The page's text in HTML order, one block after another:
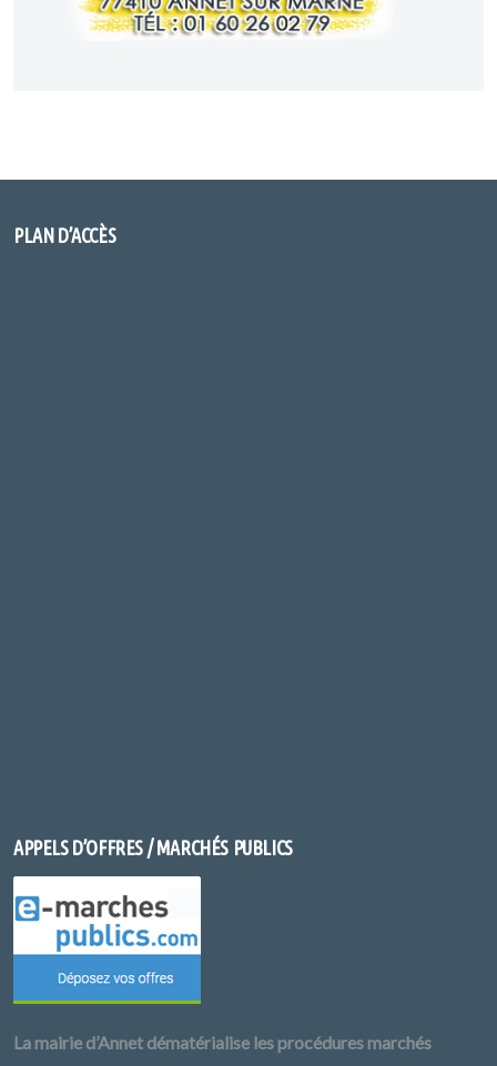
PLAN D’ACCÈS
APPELS D’OFFRES / MARCHÉS PUBLICS
La mairie d’Annet dématérialise les procédures marchés